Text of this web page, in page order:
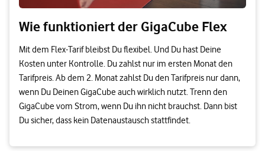
Wie funktioniert der GigaCube Flex
Mit dem Flex-Tarif bleibst Du flexibel. Und Du hast Deine
Kosten unter Kontrolle. Du zahlst nur im ersten Monat den
Tarifpreis. Ab dem 2. Monat zahlst Du den Tarifpreis nur dann,
wenn Du Deinen GigaCube auch wirklich nutzt. Trenn den
GigaCube vom Strom, wenn Du ihn nicht brauchst. Dann bist
Du sicher, dass kein Datenaustausch stattfindet.